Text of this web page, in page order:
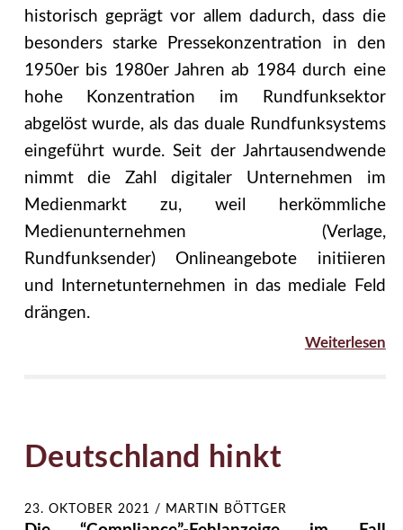
historisch geprägt vor allem dadurch, dass die
besonders starke Pressekonzentration in den
1950er bis 1980er Jahren ab 1984 durch eine
hohe Konzentration im Rundfunksektor
abgelöst wurde, als das duale Rundfunksystems
eingeführt wurde. Seit der Jahrtausendwende
nimmt die Zahl digitaler Unternehmen im
Medienmarkt zu, weil herkömmliche
Medienunternehmen (Verlage,
Rundfunksender) Onlineangebote initiieren
und Internetunternehmen in das mediale Feld
drängen.
Weiterlesen
Deutschland hinkt
23. OKTOBER 2021 / MARTIN BÖTTGER